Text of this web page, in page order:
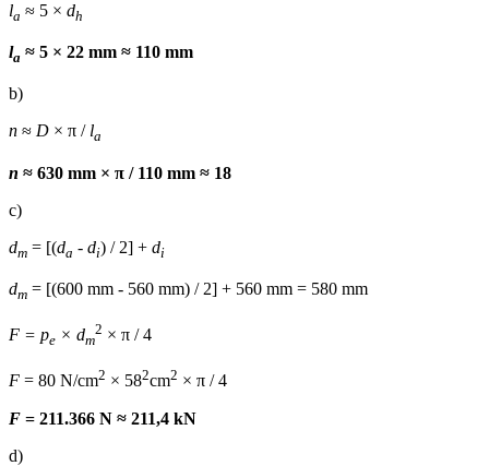
la ≈ 5 × dh
la ≈ 5 × 22 mm ≈ 110 mm
b)
n ≈ D × π / la
n ≈ 630 mm × π / 110 mm ≈ 18
c)
dm = [(da - di) / 2] + di
dm = [(600 mm - 560 mm) / 2] + 560 mm = 580 mm
F = pe × dm
2 × π / 4
F = 80 N/cm2 × 582cm2 × π / 4
F = 211.366 N ≈ 211,4 kN
d)